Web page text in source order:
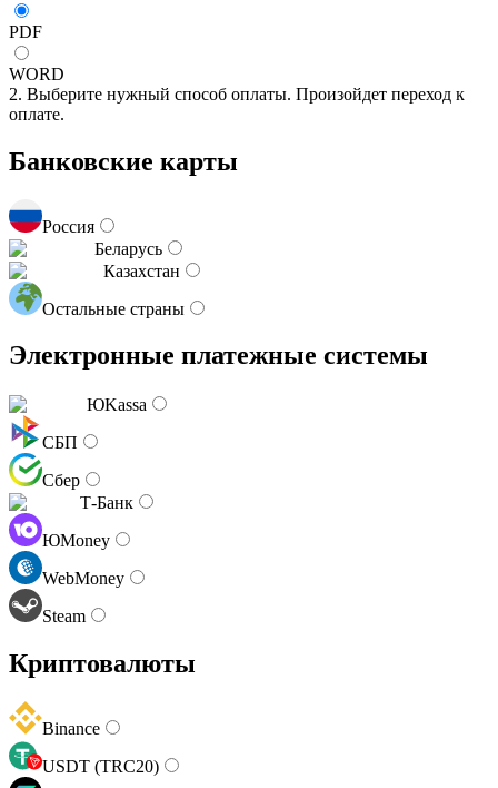
PDF
WORD
2. Выберите нужный способ оплаты. Произойдет переход к
оплате.
Банковские карты
Россия
Беларусь
Казахстан
Остальные страны
Электронные платежные системы
ЮKassa
СБП
Сбер
Т-Банк
ЮMoney
WebMoney
Steam
Криптовалюты
Binance
USDT (TRC20)